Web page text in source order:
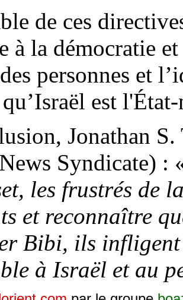
de ces
à la démocratie
personnes et
est
Jonathan
Syndicate) :
les frustrés de
et reconnaître
Bibi, ils
à Israël et au